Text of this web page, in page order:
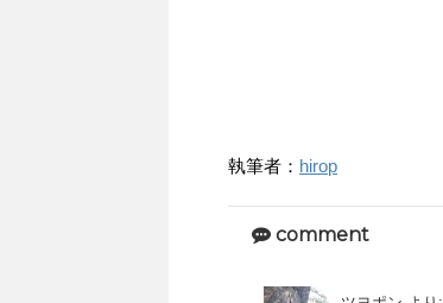
執筆者： hirop
comment